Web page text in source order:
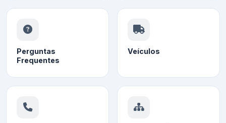
Perguntas
Frequentes
Veículos